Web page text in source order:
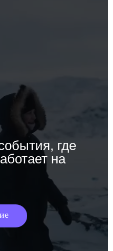
где
на